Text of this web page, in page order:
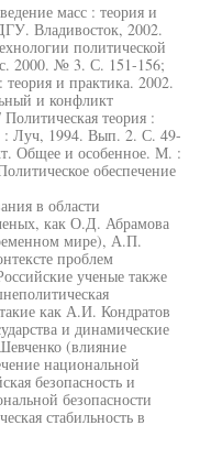
масс : теория и
Владивосток, 2002.
политической
2000. № 3. С. 151-156;
и практика. 2002.
и конфликт
теория :
: Луч, 1994. Вып. 2. С. 49-
Общее и особенное. М. :
обеспечение
в области
как О.Д. Абрамова
мире), А.П.
проблем
ученые также
как А.И. Кондратов
и динамические
(влияние
национальной
безопасность и
безопасности
стабильность в